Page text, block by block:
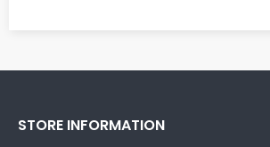
STORE INFORMATION